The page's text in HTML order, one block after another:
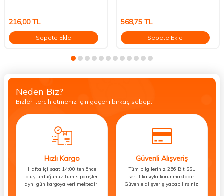
216,00TL
Sepete Ekle
568,75TL
Sepete Ekle
Neden Biz?
Bizleri tercih etmeniz için geçerli birkaç sebep.
Hızlı Kargo
Hafta içi saat 14:00’ten önce
oluşturduğunuz tüm siparişler
aynı gün kargoya verilmektedir.
Güvenli Alışveriş
Tüm bilgileriniz 256 Bit SSL
sertifikasıyla korunmaktadır.
Güvenle alışveriş yapabilirsiniz.